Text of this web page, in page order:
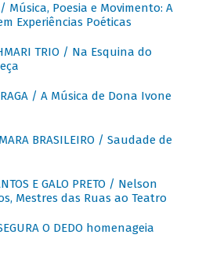
/ Música, Poesia e Movimento: A
Experiências Poéticas
TRIO / Na Esquina do
/ A Música de Dona Ivone
BRASILEIRO / Saudade de
E GALO PRETO / Nelson
Mestres das Ruas ao Teatro
O DEDO homenageia